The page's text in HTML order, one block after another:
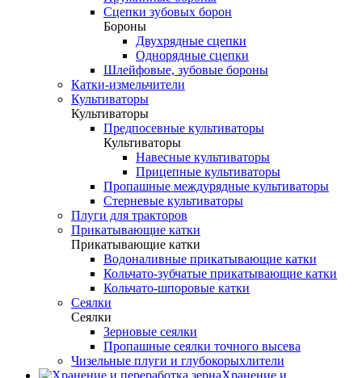
Сцепки зубовых борон
Бороны
Двухрядные сцепки
Однорядные сцепки
Шлейфовые, зубовые бороны
Катки-измельчители
Культиваторы
Культиваторы
Предпосевные культиваторы
Культиваторы
Навесные культиваторы
Прицепные культиваторы
Пропашные междурядные культиваторы
Стерневые культиваторы
Плуги для тракторов
Прикатывающие катки
Прикатывающие катки
Водоналивные прикатывающие катки
Кольчато-зубчатые прикатывающие катки
Кольчато-шпоровые катки
Сеялки
Сеялки
Зерновые сеялки
Пропашные сеялки точного высева
Чизельные плуги и глубокорыхлители
Хранение и